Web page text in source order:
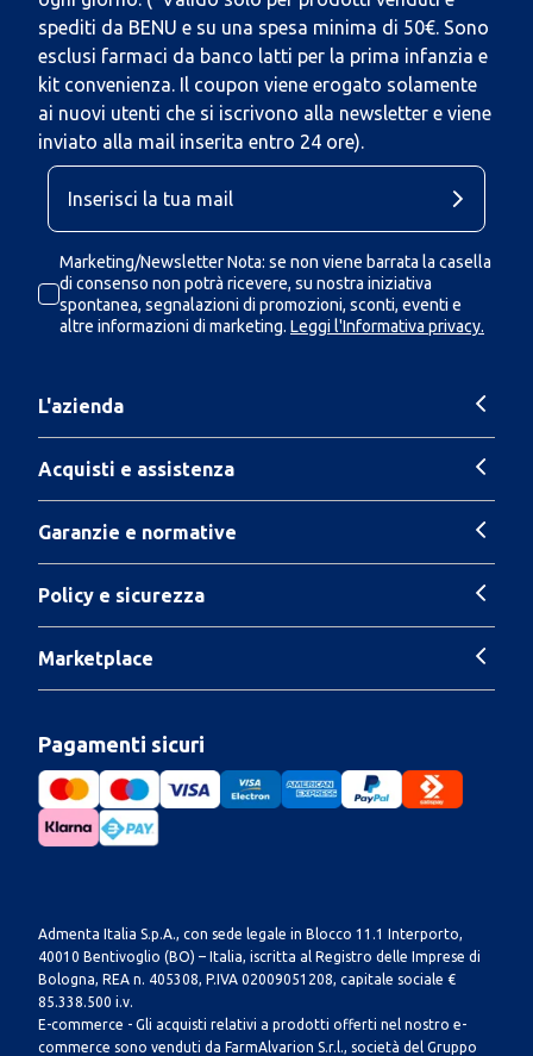
spediti da BENU e su una spesa minima di 50€. Sono
esclusi farmaci da banco latti per la prima infanzia e
kit convenienza. Il coupon viene erogato solamente
ai nuovi utenti che si iscrivono alla newsletter e viene
inviato alla mail inserita entro 24 ore).
Marketing/Newsletter Nota: se non viene barrata la casella
di consenso non potrà ricevere, su nostra iniziativa
spontanea, segnalazioni di promozioni, sconti, eventi e
altre informazioni di marketing. Leggi l'Informativa privacy.
L'azienda
Acquisti e assistenza
Garanzie e normative
Policy e sicurezza
Marketplace
Pagamenti sicuri
Admenta Italia S.p.A., con sede legale in Blocco 11.1 Interporto,
40010 Bentivoglio (BO) – Italia, iscritta al Registro delle Imprese di
Bologna, REA n. 405308, P.IVA 02009051208, capitale sociale €
85.338.500 i.v.
E-commerce - Gli acquisti relativi a prodotti offerti nel nostro e-
commerce sono venduti da FarmAlvarion S.r.l., società del Gruppo